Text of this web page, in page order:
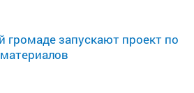
громаде запускают проект по